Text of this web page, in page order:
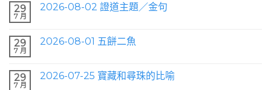
29
7 月
2026-08-02 證道主題／金句
29
7 月
2026-08-01 五餅二魚
29
7 月
2026-07-25 寶藏和尋珠的比喻